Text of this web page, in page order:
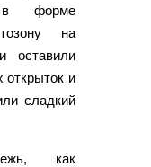
в форме
на
оставили
открыток и
сладкий
как